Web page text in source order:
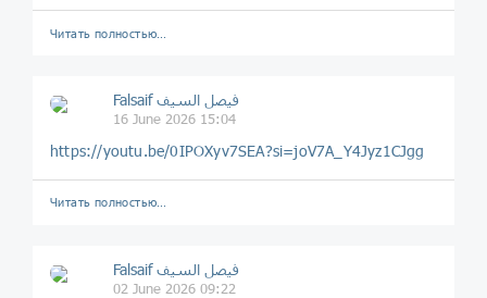
Читать полностью…
Falsaif فيصل السيف
16 June 2026 15:04
https://youtu.be/0IPOXyv7SEA?si=joV7A_Y4Jyz1CJgg
Читать полностью…
Falsaif فيصل السيف
02 June 2026 09:22